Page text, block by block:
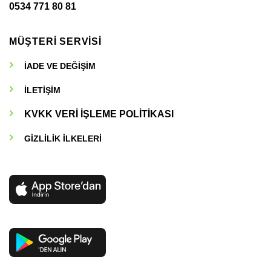
0534 771 80 81
MÜŞTERİ SERVİSİ
İADE VE DEĞİŞİM
İLETİŞİM
KVKK VERİ İŞLEME POLİTİKASI
GİZLİLİK İLKELERİ